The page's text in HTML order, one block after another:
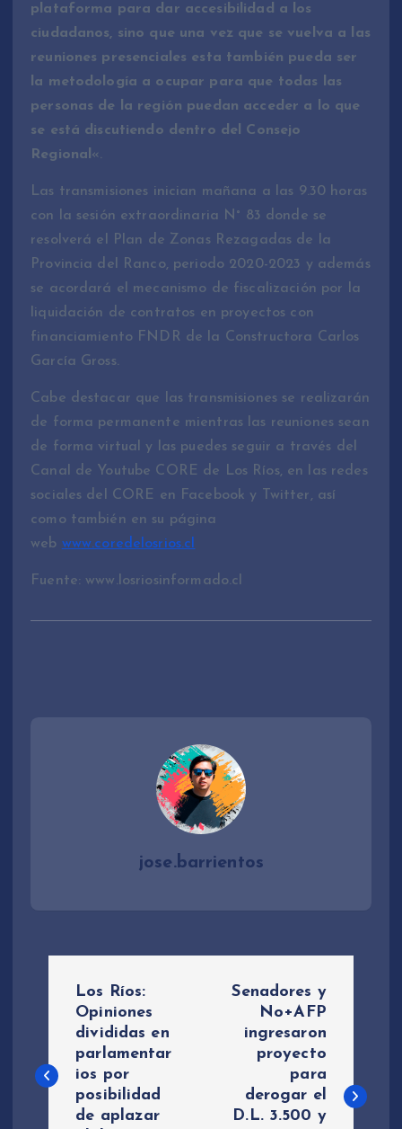
plataforma para dar accesibilidad a los
ciudadanos, sino que una vez que se vuelva a las
reuniones presenciales esta también pueda ser
la metodología a ocupar para que todas las
personas de la región puedan acceder a lo que
se está discutiendo dentro del Consejo
Regional «.
Las transmisiones inician mañana a las 9.30 horas
con la sesión extraordinaria N° 83 donde se
resolverá el Plan de Zonas Rezagadas de la
Provincia del Ranco, periodo 2020-2023 y además
se acordará el mecanismo de fiscalización por la
liquidación de contratos en proyectos con
financiamiento FNDR de la Constructora Carlos
García Gross.
Cabe destacar que las transmisiones se realizarán
de forma permanente mientras las reuniones sean
de forma virtual y las puedes seguir a través del
Canal de Youtube CORE de Los Ríos, en las redes
sociales del CORE en Facebook y Twitter, así
como también en su página
web www.coredelosrios.cl
Fuente: www.losriosinformado.cl
jose.barrientos
v
Los Ríos:
Opiniones
divididas en
parlamentar
ios por
posibilidad
de aplazar
Senadores y
No+AFP
ingresaron
proyecto
para
derogar el
D.L. 3.500 y